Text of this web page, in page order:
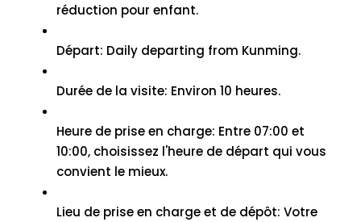
réduction pour enfant.
Départ: Daily departing from Kunming.
Durée de la visite: Environ 10 heures.
Heure de prise en charge: Entre 07:00 et
10:00, choisissez l'heure de départ qui vous
convient le mieux.
Lieu de prise en charge et de dépôt: Votre